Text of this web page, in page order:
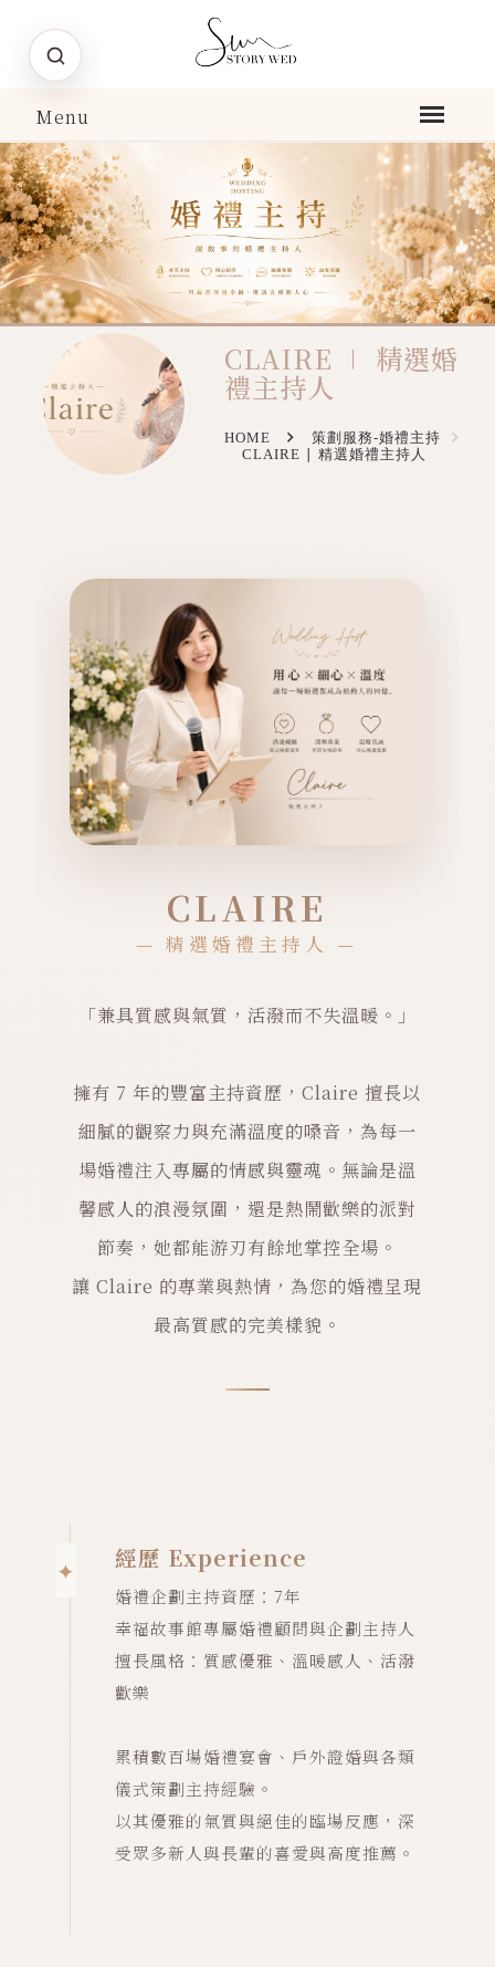
CLAIRE ∣ 精選婚
禮主持人
HOME
策劃服務-婚禮主持
CLAIRE ∣ 精選婚禮主持人
CLAIRE
— 精選婚禮主持人 —
「兼具質感與氣質，活潑而不失溫暖。」
擁有 7 年的豐富主持資歷，Claire 擅長以
細膩的觀察力與充滿溫度的嗓音，為每一
場婚禮注入專屬的情感與靈魂。無論是溫
馨感人的浪漫氛圍，還是熱鬧歡樂的派對
節奏，她都能游刃有餘地掌控全場。
讓 Claire 的專業與熱情，為您的婚禮呈現
最高質感的完美樣貌。
經歷 Experience
婚禮企劃主持資歷：7年
幸福故事館專屬婚禮顧問與企劃主持人
擅長風格：質感優雅、溫暖感人、活潑
歡樂
累積數百場婚禮宴會、戶外證婚與各類
儀式策劃主持經驗。
以其優雅的氣質與絕佳的臨場反應，深
受眾多新人與長輩的喜愛與高度推薦。